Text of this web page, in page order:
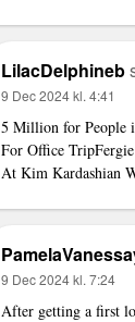
LilacDelphineb
9 Dec 2024 kl. 4:41
5 Million for People
For Office
At Kim Kardashian
9 Dec 2024 kl. 7:24
After getting a first